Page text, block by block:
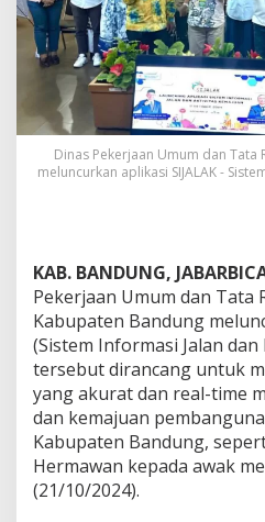
t
e
n
a
n
d
u
n
c
u
r
k
n
A
p
l
i
k
Dinas Pekerjaan Umum dan Tata
meluncurkan aplikasi SIJALAK -
KAB. BANDUNG,
Pekerjaan Umum dan Tata
Kabupaten Bandung
(Sistem Informasi Jalan dan
tersebut dirancang untuk
yang akurat dan real-time
dan kemajuan
Kabupaten Bandung,
Hermawan kepada awak
(21/10/2024).